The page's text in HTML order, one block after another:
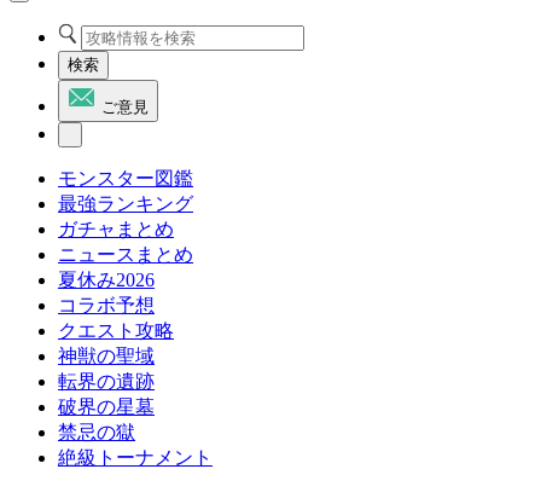
検索
ご意見
モンスター図鑑
最強ランキング
ガチャまとめ
ニュースまとめ
夏休み2026
コラボ予想
クエスト攻略
神獣の聖域
転界の遺跡
破界の星墓
禁忌の獄
絶級トーナメント